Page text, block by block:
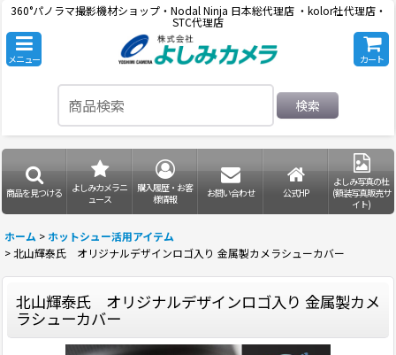
360°パノラマ撮影機材ショップ・Nodal Ninja 日本総代理店 ・kolor社代理店・
STC代理店
メニュー カート
検索
商品を見つける
よしみカメラニ
ュース
購入履歴・お客
様情報
お問い合わせ 公式HP
よしみ写真の杜
(額装写真販売サ
イト)
ホーム > ホットシュー活用アイテム
>北山輝泰氏 オリジナルデザインロゴ入り 金属製カメラシューカバー
北山輝泰氏 オリジナルデザインロゴ入り 金属製カメ
ラシューカバー